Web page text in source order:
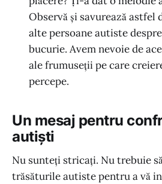
Observă și savurează
alte persoane autiste
bucurie. Avem nevoie de
ale frumuseții pe care
percepe.
Un mesaj pentru
autiști
Nu sunteți stricați. Nu trebuie
trăsăturile autiste pentru a vă